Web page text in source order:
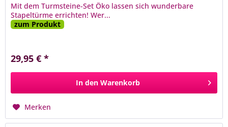
Mit dem Turmsteine-Set Öko lassen sich wunderbare
Stapeltürme errichten! Wer...
zum Produkt
29,95 € *
In den Warenkorb
Merken